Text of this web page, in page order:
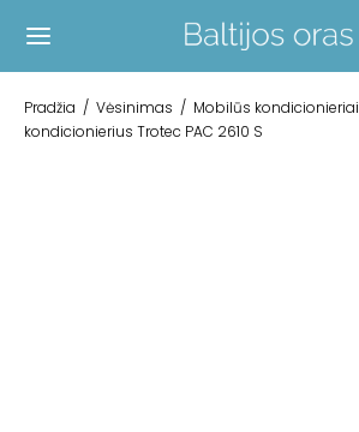
Pradžia / Vėsinimas / Mobilūs kondicionieriai
kondicionierius Trotec PAC 2610 S